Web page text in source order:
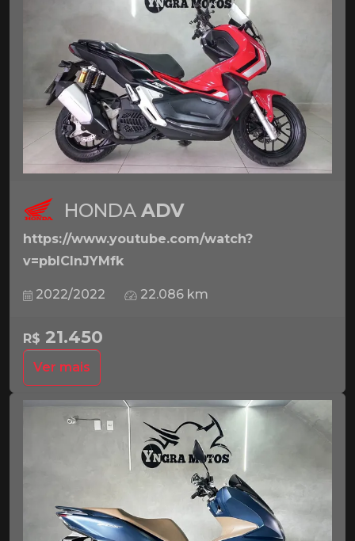
HONDA ADV
https://www.youtube.com/watch?
v=pbICInJYMfk
2022/2022 22.086 km
R$ 21.450
Ver mais